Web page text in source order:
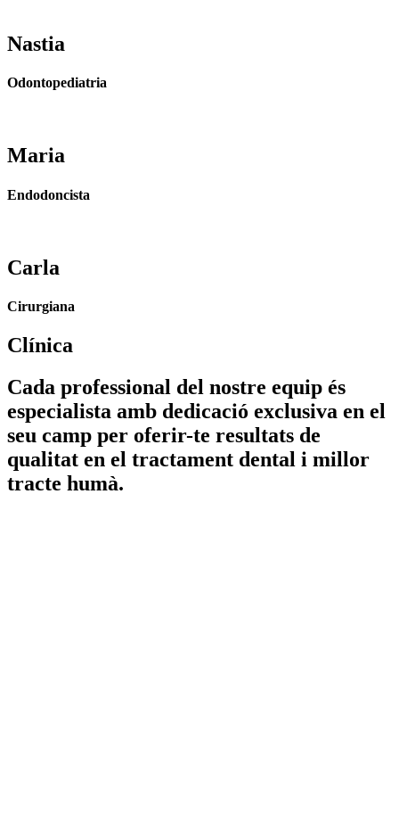
Nastia
Odontopediatria
Maria
Endodoncista
Carla
Cirurgiana
Clínica
Cada professional del nostre equip és
especialista amb dedicació exclusiva en el
seu camp per oferir-te resultats de
qualitat en el tractament dental i millor
tracte humà.